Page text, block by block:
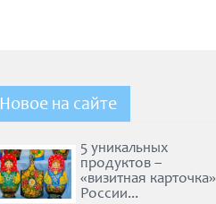
Новое на сайте
5 уникальных
продуктов –
«визитная карточка»
России...